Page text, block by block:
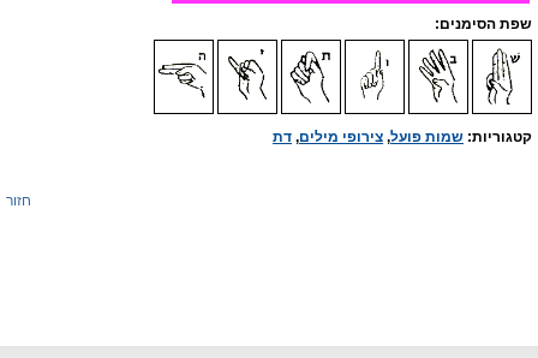
שפת הסימנים:
קטגוריות: שמות פועל, צירופי מילים, דת
חזור